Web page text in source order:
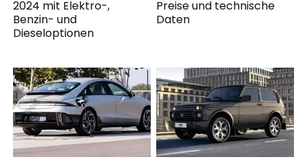
2024 mit Elektro-,
Benzin- und
Dieseloptionen
Preise und technische
Daten